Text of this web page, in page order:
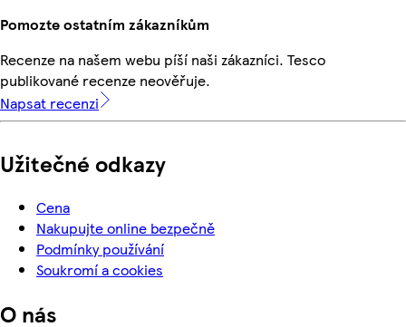
Pomozte ostatním zákazníkům
Recenze na našem webu píší naši zákazníci. Tesco
publikované recenze neověřuje.
Napsat recenzi
Užitečné odkazy
Cena
Nakupujte online bezpečně
Podmínky používání
Soukromí a cookies
O nás